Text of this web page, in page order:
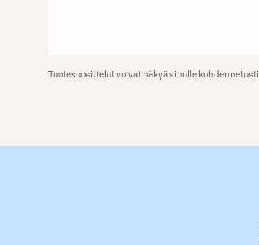
Tuotesuosittelut voivat näkyä sinulle kohdennetusti